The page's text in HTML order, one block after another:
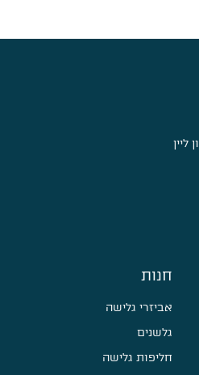
חנות
אביזרי גלישה
גלשנים
חליפות גלישה